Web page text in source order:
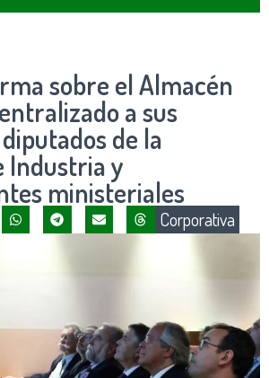
sobre el Almacén
a sus
de la
Industria y
ministeriales
Corporativa